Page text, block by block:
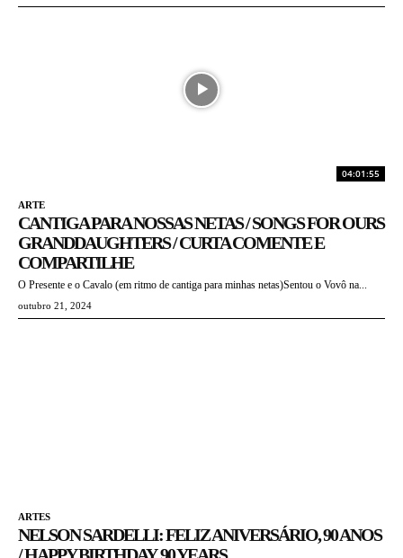
04:01:55
ARTE
CANTIGA PARA NOSSAS NETAS / SONGS FOR OURS
GRANDDAUGHTERS / CURTA COMENTE E
COMPARTILHE
O Presente e o Cavalo (em ritmo de cantiga para minhas netas)Sentou o Vovô na...
outubro 21, 2024
ARTES
NELSON SARDELLI: FELIZ ANIVERSÁRIO, 90 ANOS